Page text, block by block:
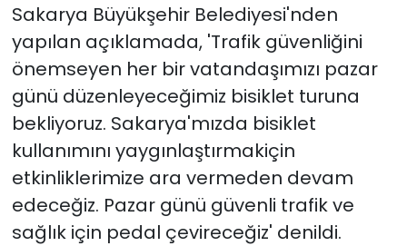
Sakarya Büyükşehir Belediyesi'nden
yapılan açıklamada, 'Trafik güvenliğini
önemseyen her bir vatandaşımızı pazar
günü düzenleyeceğimiz bisiklet turuna
bekliyoruz. Sakarya'mızda bisiklet
kullanımını yaygınlaştırmakiçin
etkinliklerimize ara vermeden devam
edeceğiz. Pazar günü güvenli trafik ve
sağlık için pedal çevireceğiz' denildi.